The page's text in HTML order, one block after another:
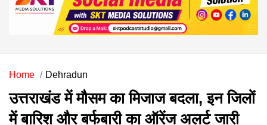
Home Dehradun
उत्तराखंड में मौसम का मिजाज बदला, इन जिलों
में बारिश और बर्फबारी का ऑरेंज अलर्ट जारी